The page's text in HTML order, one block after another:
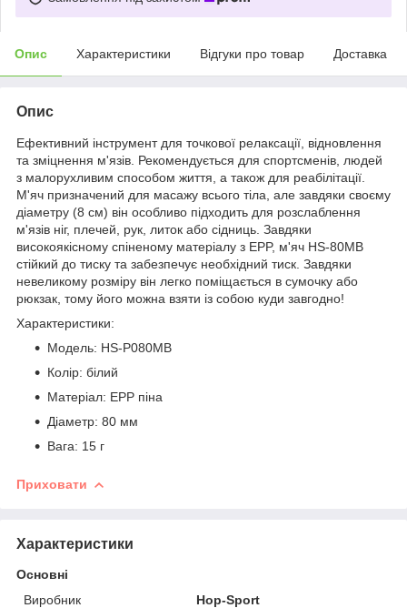
Опис Характеристики Відгуки про товар Доставка
Опис
Ефективний інструмент для точкової релаксації, відновлення
та зміцнення м'язів. Рекомендується для спортсменів, людей
з малорухливим способом життя, а також для реабілітації.
М'яч призначений для масажу всього тіла, але завдяки своєму
діаметру (8 см) він особливо підходить для розслаблення
м'язів ніг, плечей, рук, литок або сідниць. Завдяки
високоякісному спіненому матеріалу з EPP, м'яч HS-80MB
стійкий до тиску та забезпечує необхідний тиск. Завдяки
невеликому розміру він легко поміщається в сумочку або
рюкзак, тому його можна взяти із собою куди завгодно!
Характеристики:
Модель: HS-P080MB
Колір: білий
Матеріал: EPP піна
Діаметр: 80 мм
Вага: 15 г
Приховати
Характеристики
Основні
Виробник
Hop-Sport